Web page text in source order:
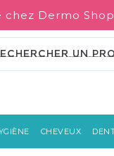
chez Dermo
CHEVEUX